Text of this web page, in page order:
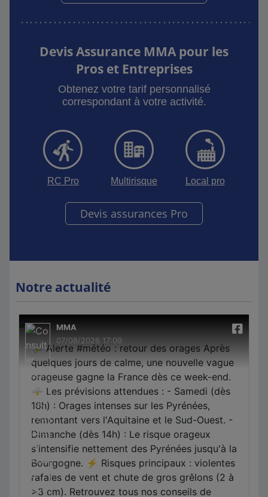
Devis Assurance MMA pour les
Pros et Entreprises
Obtenez votre tarif personnalisé
correspondant à votre activité.
RC Pro Multirisque Local pro
Devis assurances Pro
Notre actualité